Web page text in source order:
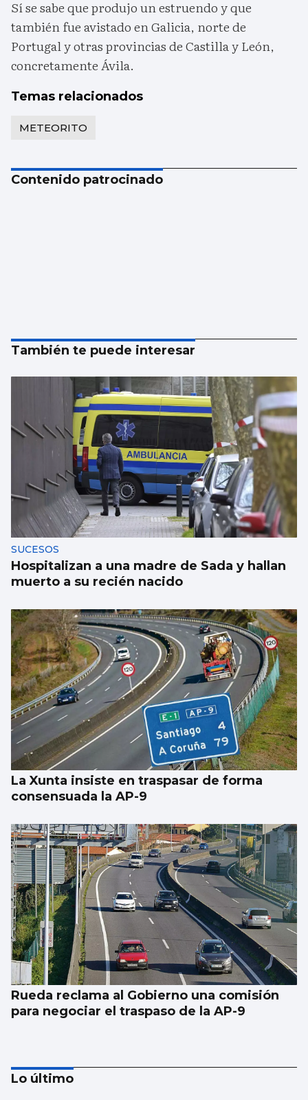
Sí se sabe que produjo un estruendo y que
también fue avistado en Galicia, norte de
Portugal y otras provincias de Castilla y León,
concretamente Ávila.
Temas relacionados
METEORITO
Contenido patrocinado
También te puede interesar
SUCESOS
Hospitalizan a una madre de Sada y hallan
muerto a su recién nacido
La Xunta insiste en traspasar de forma
consensuada la AP-9
Rueda reclama al Gobierno una comisión
para negociar el traspaso de la AP-9
Lo último